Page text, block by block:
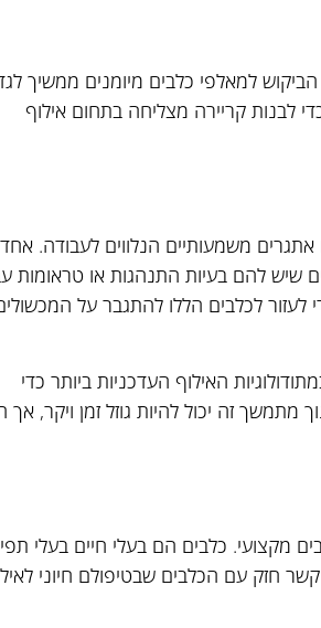
למאלפי כלבים מיומנים ממשיך
לבנות קריירה מצליחה בתחום אילוף
משמעותיים הנלווים לעבודה. אחד
שיש להם בעיות התנהגות או טראומות
לעזור לכלבים הללו להתגבר על
האילוף העדכניות ביותר כדי
זה יכול להיות גוזל זמן ויקר, אך
מקצועי. כלבים הם בעלי חיים בעלי
קשר חזק עם הכלבים שבטיפולם חיוני